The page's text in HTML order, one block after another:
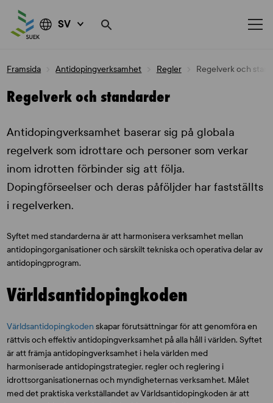
SV
Framsida Antidopingverksamhet Regler Regelverk och
Regelverk och standarder
Antidopingverksamhet baserar sig på globala
regelverk som idrottare och personer som verkar
inom idrotten förbinder sig att följa.
Dopingförseelser och deras påföljder har fastställts
i regelverken.
Syftet med standarderna är att harmonisera verksamhet mellan
antidopingorganisationer och särskilt tekniska och operativa delar av
antidopingprogram.
Världsantidopingkoden
Världsantidopingkoden skapar förutsättningar för att genomföra en
rättvis och effektiv antidopingverksamhet på alla håll i världen. Syftet
är att främja antidopingverksamhet i hela världen med
harmoniserade antidopingstrategier, regler och reglering i
idrottsorganisationernas och myndigheternas verksamhet. Målet
med det praktiska verkställandet av Världsantidopingkoden är att